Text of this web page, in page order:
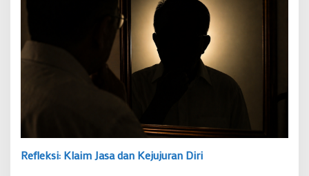
Refleksi: Klaim Jasa dan Kejujuran Diri